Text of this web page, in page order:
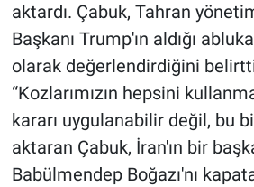
aktardı. Çabuk, Tahran
Başkanı Trump'ın aldığı
olarak değerlendirdiğini
“Kozlarımızın hepsini
kararı uygulanabilir değil, bu
aktaran Çabuk, İran'ın bir
Babülmendep Boğazı'nı